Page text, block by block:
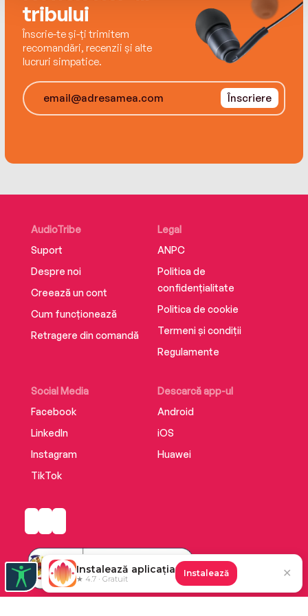
tribului
Înscrie-te și-ți trimitem
recomandări, recenzii și alte
lucruri simpatice.
Înscriere
AudioTribe
Suport
Despre noi
Creează un cont
Cum funcționează
Retragere din comandă
Social Media
Facebook
LinkedIn
Instagram
TikTok
Descarcă app-ul
Android
iOS
Huawei
Legal
ANPC
Politica de
confidențialitate
Politica de cookie
Termeni și condiții
Regulamente
Instalează aplicația
★ 4.7 · Gratuit
Instalează ✕